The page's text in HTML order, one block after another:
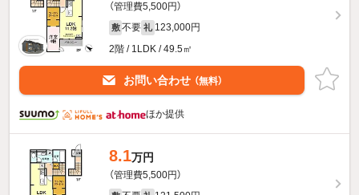
（管理費5,500円）
敷 不要 礼 123,000円
2階 / 1LDK / 49.5㎡
お問い合わせ （無料）
ほか提供
8.1万円
（管理費5,500円）